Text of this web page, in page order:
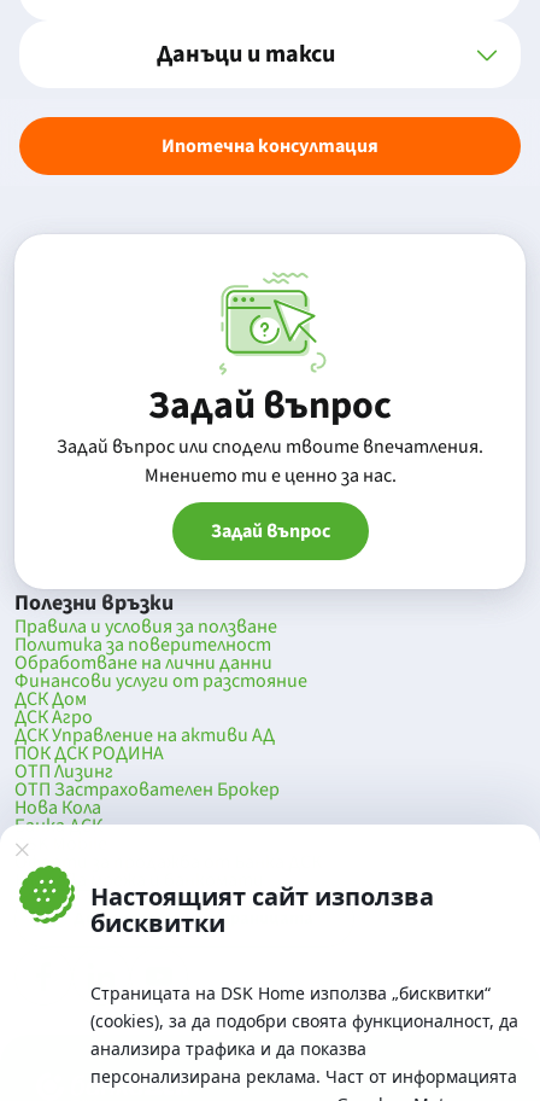
Настоящият сайт използва
бисквитки
Страницата на DSK Home използва „бисквитки“
(cookies), за да подобри своята функционалност, да
анализира трафика и да показва
персонализирана реклама. Част от информацията
Данъци и такси
Ипотечна консултация
Задай въпрос
Задай въпрос или сподели твоите впечатления.
Mнението ти е ценно за нас.
Задай въпрос
Полезни връзки
Правила и условия за ползване
Политика за поверителност
Обработване на лични данни
Финансови услуги от разстояние
ДСК Дом
ДСК Агро
ДСК Управление на активи АД
ПОК ДСК РОДИНА
ОТП Лизинг
ОТП Застрахователен Брокер
Нова Кола
Банка ДСК
DSK Mobile
Оферти за продажба от Банка ДСК
Клонова мрежа и банкомати
До началото на страницата